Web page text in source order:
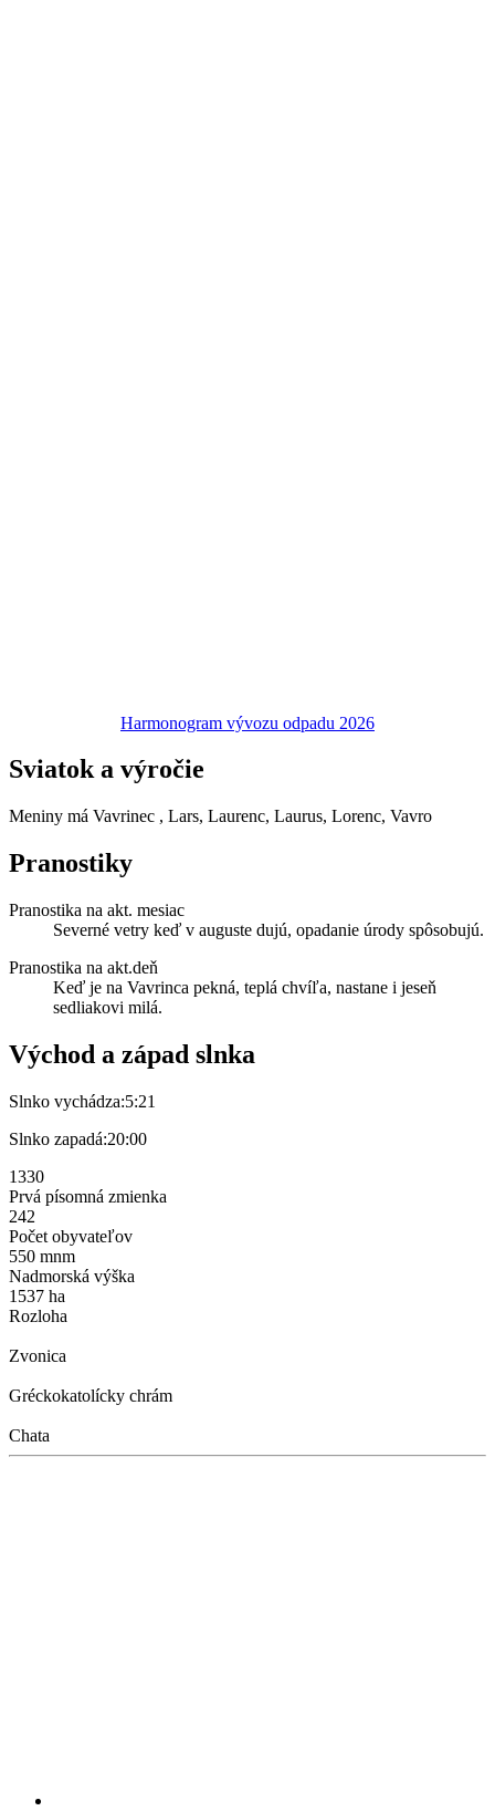
Harmonogram vývozu odpadu 2026
Sviatok a výročie
Meniny má Vavrinec , Lars, Laurenc, Laurus, Lorenc, Vavro
Pranostiky
Pranostika na akt. mesiac
Severné vetry keď v auguste dujú, opadanie úrody spôsobujú.
Pranostika na akt.deň
Keď je na Vavrinca pekná, teplá chvíľa, nastane i jeseň
sedliakovi milá.
Východ a západ slnka
Slnko vychádza:5:21
Slnko zapadá:20:00
1330
Prvá písomná zmienka
242
Počet obyvateľov
550 mnm
Nadmorská výška
1537 ha
Rozloha
Zvonica
Gréckokatolícky chrám
Chata